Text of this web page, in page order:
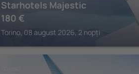
Starhotels Majestic
180 €
Torino, 08 august 2026, 2 nopți